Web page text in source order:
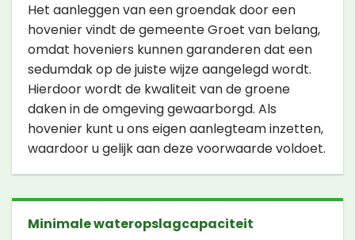
Het aanleggen van een groendak door een
hovenier vindt de gemeente Groet van belang,
omdat hoveniers kunnen garanderen dat een
sedumdak op de juiste wijze aangelegd wordt.
Hierdoor wordt de kwaliteit van de groene
daken in de omgeving gewaarborgd. Als
hovenier kunt u ons eigen aanlegteam inzetten,
waardoor u gelijk aan deze voorwaarde voldoet.
Minimale wateropslagcapaciteit